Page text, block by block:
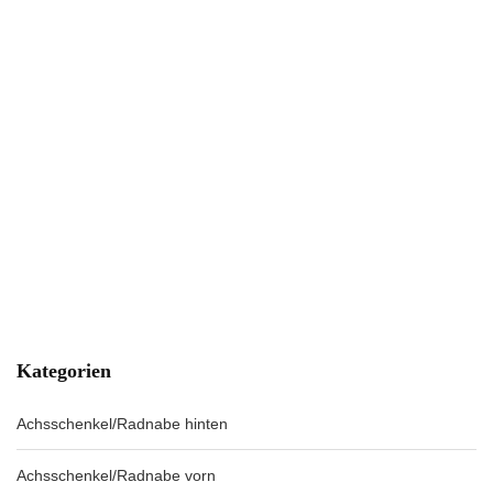
Kategorien
Achsschenkel/Radnabe hinten
Achsschenkel/Radnabe vorn